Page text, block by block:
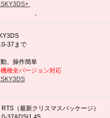
37まで
、操作簡単
種全バージョン対応
（最新クリスマスパッケージ）